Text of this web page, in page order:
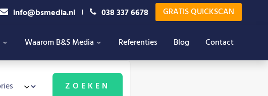
info@bsmedia.nl 038 337 6678 GRATIS QUICKSCAN
Waarom B&S Media Referenties Blog Contact